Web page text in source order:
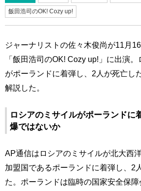
飯田浩司のOK! Cozy up!
ジャーナリストの佐々木俊尚が11月
「飯田浩司のOK! Cozy up!」に出演
がポーランドに着弾し、2人が死亡し
解説した。
ロシアのミサイルがポーランド
爆ではないか
AP通信はロシアのミサイルが北大西
加盟国であるポーランドに着弾し、2
た。ポーランドは臨時の国家安全保